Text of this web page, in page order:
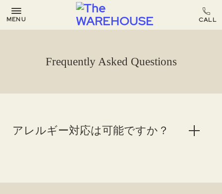
MENU
Frequently Asked Questions
アレルギー対応は可能ですか？